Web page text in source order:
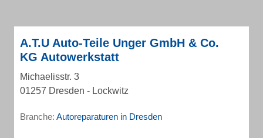
A.T.U Auto-Teile Unger GmbH & Co.
KG Autowerkstatt
Michaelisstr. 3
01257 Dresden - Lockwitz
Branche: Autoreparaturen in Dresden